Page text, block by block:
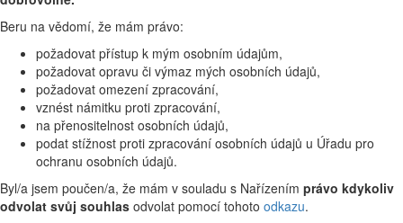
Beru na vědomí, že mám právo:
požadovat přístup k mým osobním údajům,
požadovat opravu či výmaz mých osobních údajů,
požadovat omezení zpracování,
vznést námitku proti zpracování,
na přenositelnost osobních údajů,
podat stížnost proti zpracování osobních údajů u Úřadu pro
ochranu osobních údajů.
Byl/a jsem poučen/a, že mám v souladu s Nařízením právo kdykoliv
odvolat svůj souhlas odvolat pomocí tohoto odkazu.